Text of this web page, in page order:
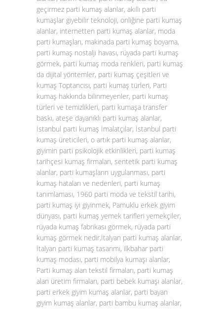
geçirmez parti kumaş alanlar, akıllı parti
kumaşlar giyebilir teknoloji, onliğine parti kumaş
alanlar, internetten parti kumaş alanlar, moda
parti kumaşları, makinada parti kumaş boyama,
parti kumaş nostalji havası, rüyada parti kumaş
görmek, parti kumaş moda renkleri, parti kumaş
da dijital yöntemler, parti kumaş çeşitleri ve
kumaş Toptancısı, parti kumaş türleri, Parti
kumaş hakkında bilinmeyenler, parti kumaş
türleri ve temizlikleri, parti kumaşa transfer
baskı, ateşe dayanıklı parti kumaş alanlar,
İstanbul parti kumaş İmalatçılar, İstanbul parti
kumaş üreticileri, o artık parti kumaş alanlar,
giyimin parti psikolojik etkinlikleri, parti kumaş
tarihçesi kumaş firmaları, sentetik parti kumaş
alanlar, parti kumaşların uygulanması, parti
kumaş hataları ve nedenleri, parti kumaş
tanımlaması, 1960 parti moda ve tekstil tarihi,
parti kumaş iyi giyinmek, Pamuklu erkek giyim
dünyası, parti kumaş yemek tarifleri yemekçiler,
rüyada kumaş fabrikası görmek, rüyada parti
kumaş görmek nedir,İtalyan parti kumaş alanlar,
İtalyan parti kumaş tasarımı, ilkbahar parti
kumaş modası, parti mobilya kumaşı alanlar,
Parti kumaş alan tekstil firmaları, parti kumaş
alan üretim firmaları, parti bebek kumaşı alanlar,
parti erkek giyim kumaş alanlar, parti bayan
giyim kumaş alanlar, parti bambu kumaş alanlar,